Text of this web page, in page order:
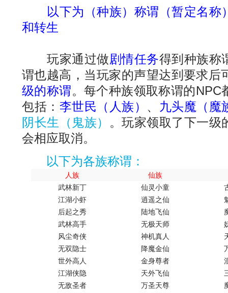
以下为（种族）称谓（暂定名称
和转生
玩家通过做剧情任务得到种族称
谓也越高，当玩家的声望达到要求后
级的称谓。每个种族领取称谓的NPC
包括： 李世民（人族） 、 九头魔（魔
阴长生（鬼族） 。玩家领取了下一级
会相应取消。
以下为各族称谓：
人族
仙族
武林新丁
仙灵小童
江湖小虾
逍遥之仙
后起之秀
陆地飞仙
武林高手
无极天师
风尘奇侠
神机真人
无双隐士
降魔金仙
世外高人
金身尊者
江湖侠隐
天外飞仙
无敌圣者
万圣天尊